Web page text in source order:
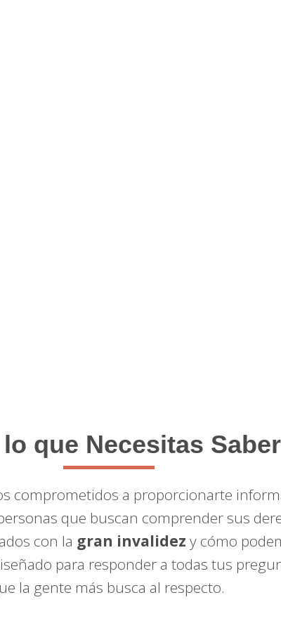
que Necesitas Saber
comprometidos a proporcionarte
que buscan comprender sus
con la gran invalidez y cómo
para responder a todas tus
la gente más busca al respecto.